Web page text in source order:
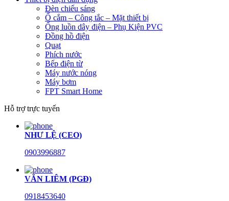
Đèn chiếu sáng
Ổ cắm – Công tắc – Mặt thiết bị
Ống luồn dây điện – Phụ Kiện PVC
Đồng hồ điện
Quạt
Phích nước
Bếp điện từ
Máy nước nóng
Máy bơm
FPT Smart Home
Hỗ trợ trực tuyến
NHƯ LỆ (CEO)
0903996887
VĂN LIÊM (PGĐ)
0918453640